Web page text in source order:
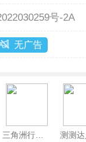
号-2A
无广告
三角洲行动熟图工具手机版 测测